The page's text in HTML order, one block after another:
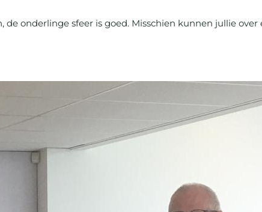
de onderlinge sfeer is goed. Misschien kunnen jullie